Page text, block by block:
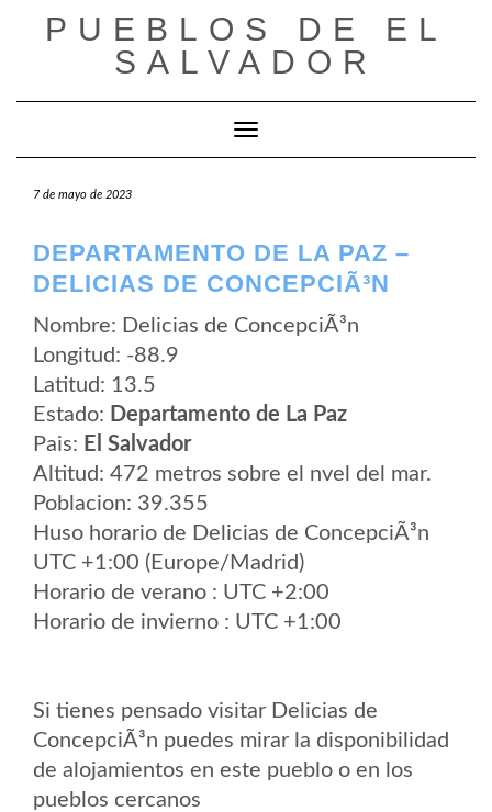
PUEBLOS DE EL
SALVADOR
Cambiar modo de navegación
7 de mayo de 2023
DEPARTAMENTO DE LA PAZ –
DELICIAS DE CONCEPCIÃ³N
Nombre: Delicias de ConcepciÃ³n
Longitud: -88.9
Latitud: 13.5
Estado: Departamento de La Paz
Pais: El Salvador
Altitud: 472 metros sobre el nvel del mar.
Poblacion: 39.355
Huso horario de Delicias de ConcepciÃ³n
UTC +1:00 (Europe/Madrid)
Horario de verano : UTC +2:00
Horario de invierno : UTC +1:00
Si tienes pensado visitar Delicias de
ConcepciÃ³n puedes mirar la disponibilidad
de alojamientos en este pueblo o en los
pueblos cercanos